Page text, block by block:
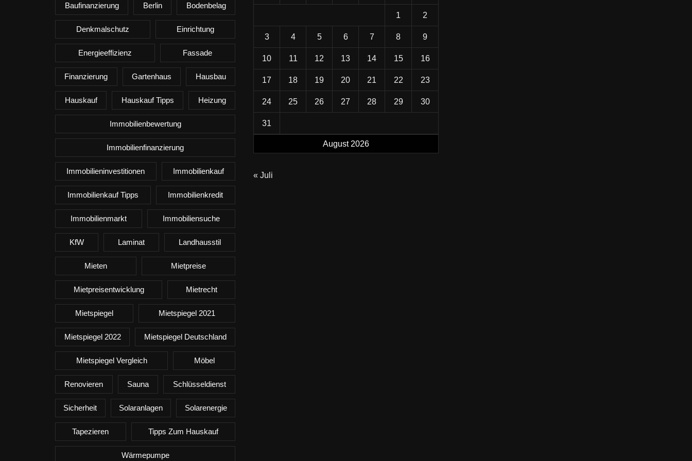
Baufinanzierung Berlin Bodenbelag
Denkmalschutz Einrichtung
Energieeffizienz Fassade
Finanzierung Gartenhaus Hausbau
Hauskauf Hauskauf Tipps Heizung
Immobilienbewertung
Immobilienfinanzierung
Immobilieninvestitionen Immobilienkauf
Immobilienkauf Tipps Immobilienkredit
Immobilienmarkt Immobiliensuche
KfW Laminat Landhausstil
Mieten Mietpreise
Mietpreisentwicklung Mietrecht
Mietspiegel Mietspiegel 2021
Mietspiegel 2022 Mietspiegel Deutschland
Mietspiegel Vergleich Möbel
Renovieren Sauna Schlüsseldienst
Sicherheit Solaranlagen Solarenergie
Tapezieren Tipps Zum Hauskauf
Wärmepumpe
August 2026
1 2
3 4 5 6 7 8 9
10 11 12 13 14 15 16
17 18 19 20 21 22 23
24 25 26 27 28 29 30
31
« Juli